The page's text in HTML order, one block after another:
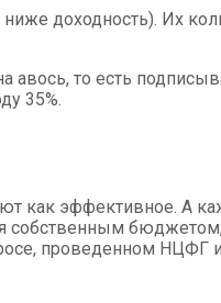
доходность). Их
то есть
35%.
как эффективное. А
проведенном НЦФГ